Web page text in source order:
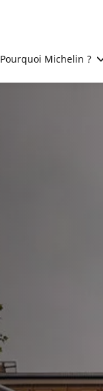
Pourquoi Michelin ?